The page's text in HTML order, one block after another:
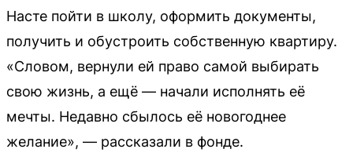
Насте пойти в школу, оформить документы,
получить и обустроить собственную квартиру.
«Словом, вернули ей право самой выбирать
свою жизнь, а ещё — начали исполнять её
мечты. Недавно сбылось её новогоднее
желание», — рассказали в фонде.